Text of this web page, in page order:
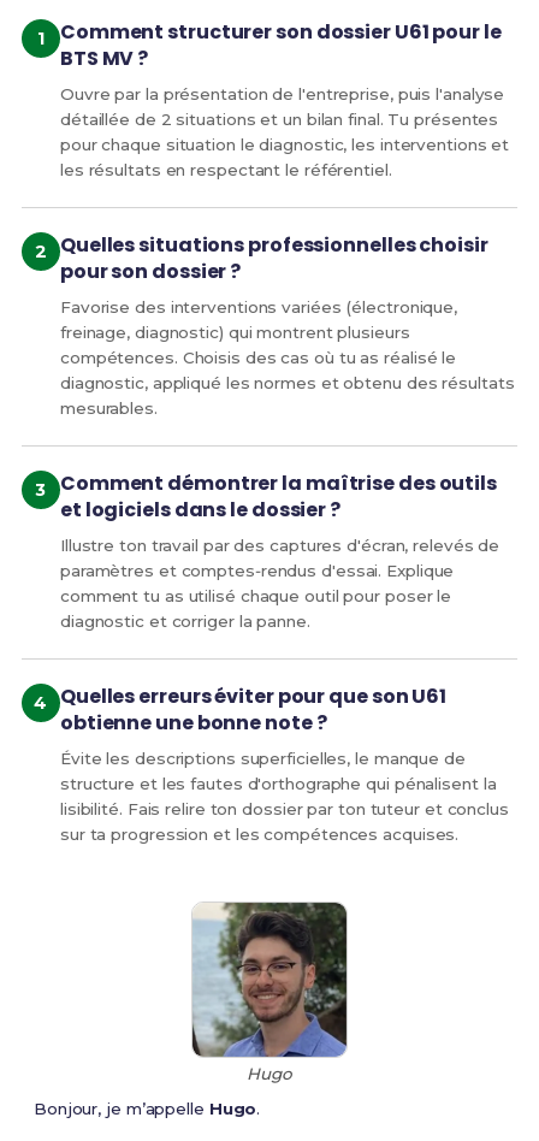
Comment structurer son dossier U61 pour le
BTS MV ?
Ouvre par la présentation de l'entreprise, puis l'analyse
détaillée de 2 situations et un bilan final. Tu présentes
pour chaque situation le diagnostic, les interventions et
les résultats en respectant le référentiel.
Quelles situations professionnelles choisir
pour son dossier ?
Favorise des interventions variées (électronique,
freinage, diagnostic) qui montrent plusieurs
compétences. Choisis des cas où tu as réalisé le
diagnostic, appliqué les normes et obtenu des résultats
mesurables.
Comment démontrer la maîtrise des outils
et logiciels dans le dossier ?
Illustre ton travail par des captures d'écran, relevés de
paramètres et comptes‑rendus d'essai. Explique
comment tu as utilisé chaque outil pour poser le
diagnostic et corriger la panne.
Quelles erreurs éviter pour que son U61
obtienne une bonne note ?
Évite les descriptions superficielles, le manque de
structure et les fautes d'orthographe qui pénalisent la
lisibilité. Fais relire ton dossier par ton tuteur et conclus
sur ta progression et les compétences acquises.
Hugo
Bonjour, je m’appelle Hugo.